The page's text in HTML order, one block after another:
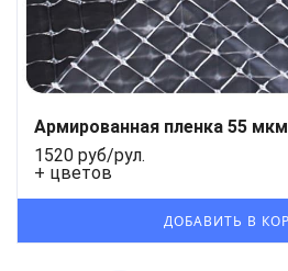
Армированная пленка 55 мкм
1520 руб/рул.
+ цветов